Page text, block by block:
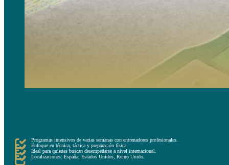
Programas intensivos de varias semanas con entrenadores profesionales.
Enfoque en técnica, táctica y preparación física.
Ideal para quienes buscan desempeñarse a nivel internacional.
Localizaciones: España, Estados Unidos, Reino Unido.